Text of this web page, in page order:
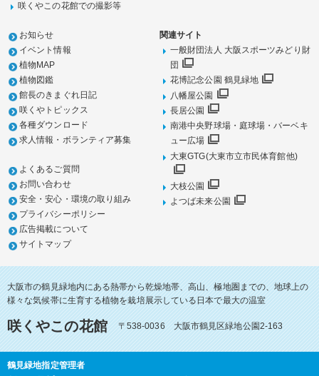
咲くやこの花館での撮影等
お知らせ
イベント情報
植物MAP
植物図鑑
館長のきまぐれ日記
咲くやトピックス
各種ダウンロード
求人情報・ボランティア募集
よくあるご質問
お問い合わせ
安全・安心・環境の取り組み
プライバシーポリシー
広告掲載について
サイトマップ
関連サイト
一般財団法人 大阪スポーツみどり財
団
花博記念公園 鶴見緑地
八幡屋公園
長居公園
南港中央野球場・庭球場・バーベキ
ュー広場
大東GTG(大東市立市民体育館他)
大枝公園
よつば未来公園
大阪市の鶴見緑地内にある熱帯から乾燥地帯、高山、極地圏までの、地球上の
様々な気候帯に生育する植物を栽培展示している日本で最大の温室
咲くやこの花館 〒538-0036 大阪市鶴見区緑地公園2-163
鶴見緑地指定管理者